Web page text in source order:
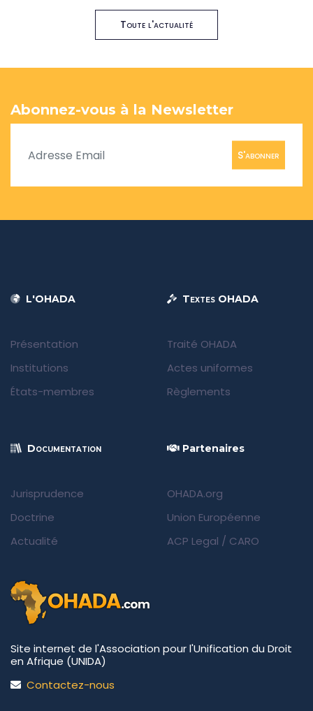
Toute l'actualité
Abonnez-vous à la Newsletter
S'abonner
L'OHADA
Présentation
Institutions
États-membres
Textes OHADA
Traité OHADA
Actes uniformes
Règlements
Documentation
Jurisprudence
Doctrine
Actualité
Partenaires
OHADA.org
Union Européenne
ACP Legal / CARO
Site internet de l'Association pour l'Unification du Droit
en Afrique (UNIDA)
Contactez-nous